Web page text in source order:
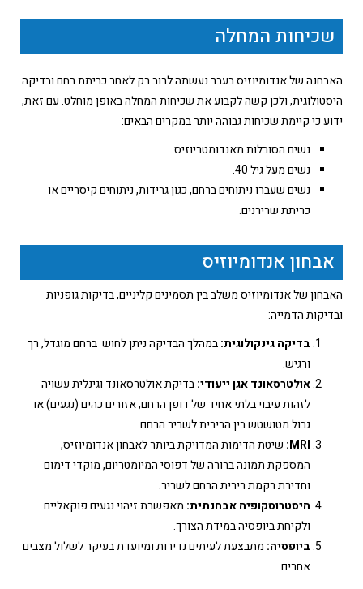
שכיחות המחלה
האבחנה של אנדומיוזיס בעבר נעשתה לרוב רק לאחר כריתת רחם ובדיקה
היסטולוגית, ולכן קשה לקבוע את שכיחות המחלה באופן מוחלט. עם זאת,
ידוע כי קיימת שכיחות גבוהה יותר במקרים הבאים:
נשים הסובלות מאנדומטריוזיס.
נשים מעל גיל 40.
נשים שעברו ניתוחים ברחם, כגון גרידות, ניתוחים קיסריים או
כריתת שרירנים.
אבחון אנדומיוזיס
האבחון של אנדומיוזיס משלב בין תסמינים קליניים, בדיקות גופניות
ובדיקות הדמייה:
בדיקה גינקולוגית:במהלך הבדיקה ניתן לחוש ברחם מוגדל, רך
ורגיש.
אולטרסאונד אגן ייעודי:בדיקת אולטרסאונד וגינלית עשויה
לזהות עיבוי בלתי אחיד של דופן הרחם, אזורים כהים (נגעים) או
גבול מטושטש בין הרירית לשריר הרחם.
MRI: שיטת הדימות המדויקת ביותר לאבחון אנדומיוזיס,
המספקת תמונה ברורה של דפוסי המיומטריום, מוקדי דימום
וחדירת רקמת רירית הרחם לשריר.
היסטרוסקופיה אבחנתית: מאפשרת זיהוי נגעים פוקאליים
ולקיחת ביופסיה במידת הצורך.
ביופסיה: מתבצעת לעיתים נדירות ומיועדת בעיקר לשלול מצבים
אחרים.